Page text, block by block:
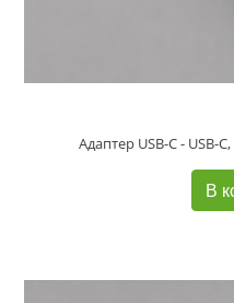
Адаптер USB-С - USB-
В